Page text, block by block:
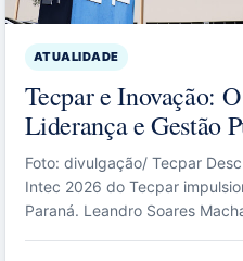
ATUALIDADE
Tecpar e Inovação:
Liderança e Gestão
Foto: divulgação/ Tecpar
Intec 2026 do Tecpar
Paraná. Leandro Soares